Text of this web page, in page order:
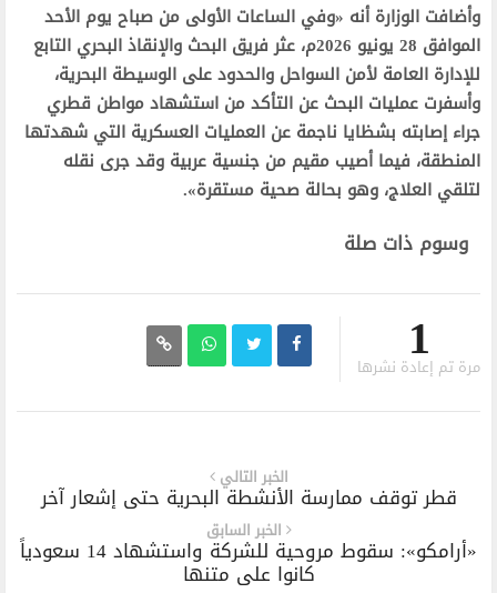
وأضافت الوزارة أنه «وفي الساعات الأولى من صباح يوم الأحد
الموافق 28 يونيو 2026م، عثر فريق البحث والإنقاذ البحري التابع
للإدارة العامة لأمن السواحل والحدود على الوسيطة البحرية،
وأسفرت عمليات البحث عن التأكد من استشهاد مواطن قطري
جراء إصابته بشظايا ناجمة عن العمليات العسكرية التي شهدتها
المنطقة، فيما أصيب مقيم من جنسية عربية وقد جرى نقله
لتلقي العلاج، وهو بحالة صحية مستقرة».
وسوم ذات صلة
1
مرة تم إعادة نشرها
الخبر التالي
قطر توقف ممارسة الأنشطة البحرية حتى إشعار آخر
الخبر السابق
«أرامكو»: سقوط مروحية للشركة واستشهاد 14 سعودياً
كانوا على متنها